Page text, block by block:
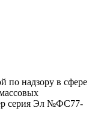
по надзору в сфере
серия Эл №ФС77-